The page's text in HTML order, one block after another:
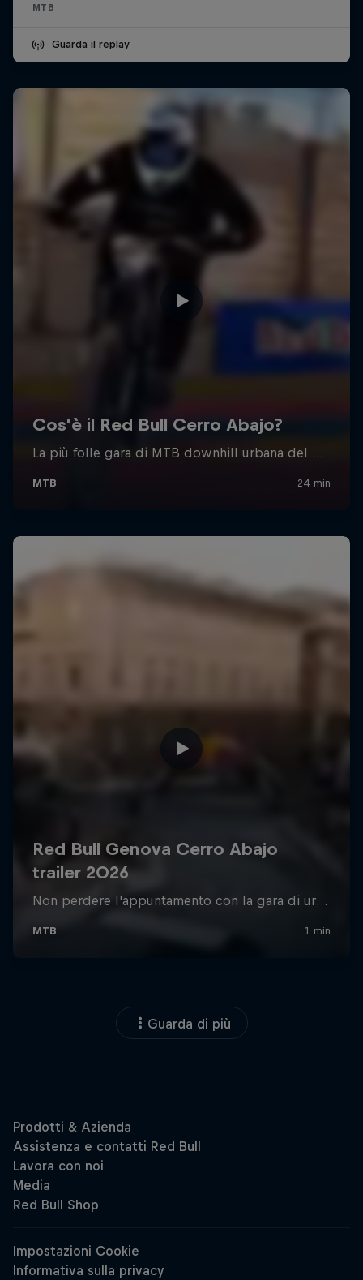
MTB
Guarda il replay
Guarda di più